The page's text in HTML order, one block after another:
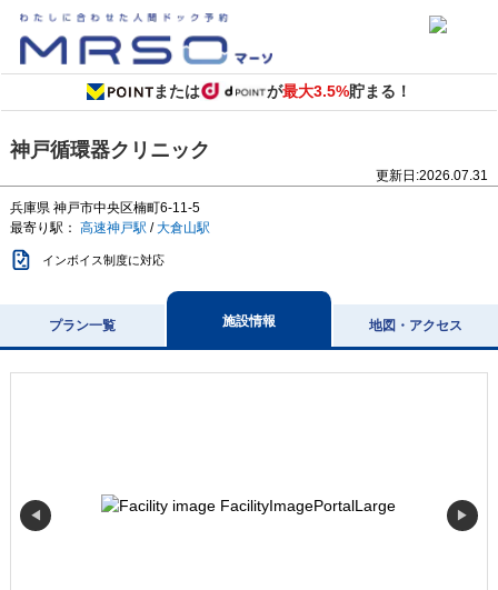
または が最大3.5%貯まる！
神戸循環器クリニック
更新日:2026.07.31
兵庫県 神戸市中央区楠町6-11-5
最寄り駅： 高速神戸駅 /大倉山駅
インボイス制度に対応
プラン一覧 施設情報 地図・アクセス
◀ ▶